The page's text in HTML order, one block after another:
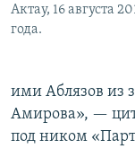
Актау, 16 августа
года.
ими Аблязов из
Амирова», —
под ником